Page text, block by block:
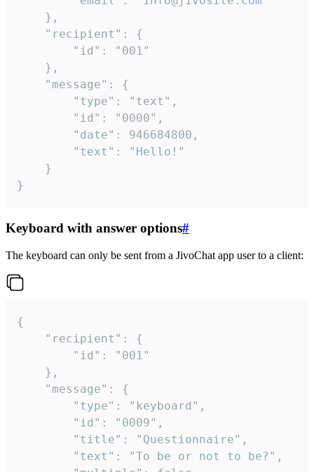
}
Keyboard with answer options#
The keyboard can only be sent from a JivoChat app user to a client:
{